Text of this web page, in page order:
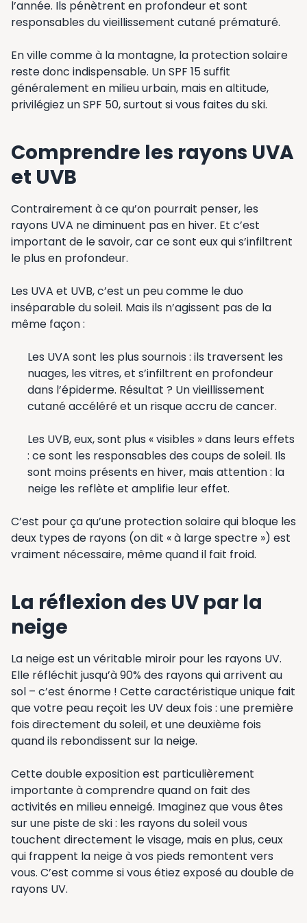
l’année. Ils pénètrent en profondeur et sont
responsables du vieillissement cutané prématuré.
En ville comme à la montagne, la protection solaire
reste donc indispensable. Un SPF 15 suffit
généralement en milieu urbain, mais en altitude,
privilégiez un SPF 50, surtout si vous faites du ski.
Comprendre les rayons UVA
et UVB
Contrairement à ce qu’on pourrait penser, les
rayons UVA ne diminuent pas en hiver. Et c’est
important de le savoir, car ce sont eux qui s’infiltrent
le plus en profondeur.
Les UVA et UVB, c’est un peu comme le duo
inséparable du soleil. Mais ils n’agissent pas de la
même façon :
Les UVA sont les plus sournois : ils traversent les
nuages, les vitres, et s’infiltrent en profondeur
dans l’épiderme. Résultat ? Un vieillissement
cutané accéléré et un risque accru de cancer.
Les UVB, eux, sont plus « visibles » dans leurs effets
: ce sont les responsables des coups de soleil. Ils
sont moins présents en hiver, mais attention : la
neige les reflète et amplifie leur effet.
C’est pour ça qu’une protection solaire qui bloque les
deux types de rayons (on dit « à large spectre ») est
vraiment nécessaire, même quand il fait froid.
La réflexion des UV par la
neige
La neige est un véritable miroir pour les rayons UV.
Elle réfléchit jusqu’à 90% des rayons qui arrivent au
sol – c’est énorme ! Cette caractéristique unique fait
que votre peau reçoit les UV deux fois : une première
fois directement du soleil, et une deuxième fois
quand ils rebondissent sur la neige.
Cette double exposition est particulièrement
importante à comprendre quand on fait des
activités en milieu enneigé. Imaginez que vous êtes
sur une piste de ski : les rayons du soleil vous
touchent directement le visage, mais en plus, ceux
qui frappent la neige à vos pieds remontent vers
vous. C’est comme si vous étiez exposé au double de
rayons UV.